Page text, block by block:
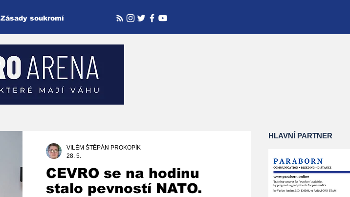
Zásady soukromí
CEVRO se na hodinu
stalo pevností NATO.
VILÉM ŠTĚPÁN PROKOPÍK
28. 5.
HLAVNÍ PARTNER